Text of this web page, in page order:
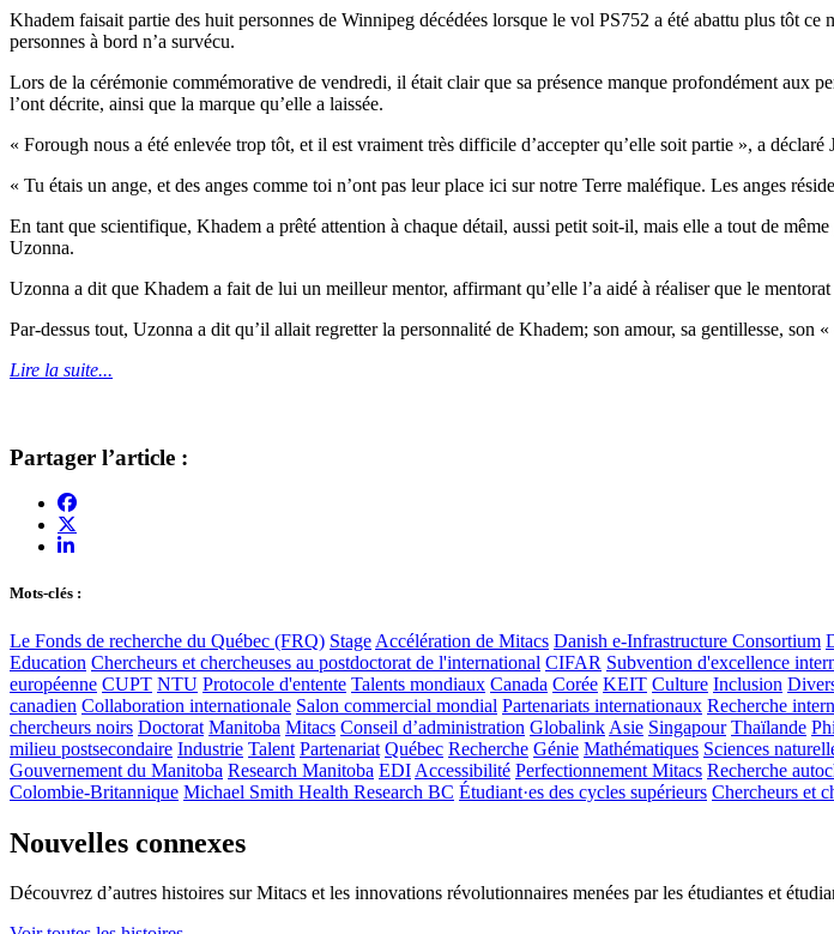
Khadem faisait partie des huit personnes de Winnipeg décédées lorsque le vol PS752 a été abattu plus tôt
personnes à bord n’a survécu.
Lors de la cérémonie commémorative de vendredi, il était clair que sa présence manque profondément aux
l’ont décrite, ainsi que la marque qu’elle a laissée.
« Forough nous a été enlevée trop tôt, et il est vraiment très difficile d’accepter qu’elle soit partie », a
« Tu étais un ange, et des anges comme toi n’ont pas leur place ici sur notre Terre maléfique. Les anges
En tant que scientifique, Khadem a prêté attention à chaque détail, aussi petit soit-il, mais elle a tout de
Uzonna.
Uzonna a dit que Khadem a fait de lui un meilleur mentor, affirmant qu’elle l’a aidé à réaliser que le
Par-dessus tout, Uzonna a dit qu’il allait regretter la personnalité de Khadem; son amour, sa gentillesse,
Lire la suite...
Partager l’article :
Mots-clés :
Le Fonds de recherche du Québec (FRQ) Stage Accélération de Mitacs Danish e-Infrastructure Consortium
Education Chercheurs et chercheuses au postdoctorat de l'international CIFAR Subvention d'excellence
européenne CUPT NTU Protocole d'entente Talents mondiaux Canada Corée KEIT Culture Inclusion
canadien Collaboration internationale Salon commercial mondial Partenariats internationaux Recherche
chercheurs noirs Doctorat Manitoba Mitacs Conseil d’administration Globalink Asie Singapour Thaïlande
milieu postsecondaire Industrie Talent Partenariat Québec Recherche Génie Mathématiques Sciences
Gouvernement du Manitoba Research Manitoba EDI Accessibilité Perfectionnement Mitacs Recherche
Colombie-Britannique Michael Smith Health Research BC Étudiant·es des cycles supérieurs Chercheurs et
Nouvelles connexes
Découvrez d’autres histoires sur Mitacs et les innovations révolutionnaires menées par les étudiantes et